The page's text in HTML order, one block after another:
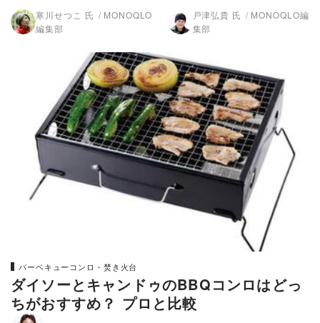
寒川せつこ 氏
MONOQLO
編集部
戸津弘貴 氏
MONOQLO編
集部
バーベキューコンロ・焚き火台
ダイソーとキャンドゥのBBQコンロはどっ
ちがおすすめ？ プロと比較